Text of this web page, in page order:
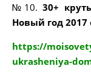
№10.30+
Новый год
https://
ukrasheniya-